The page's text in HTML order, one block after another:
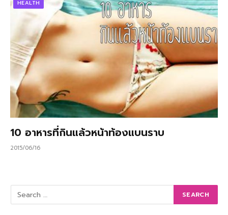
HEALTH
10 อาหารที่กินแล้วหน้าท้องแบนราบ
2015/06/16